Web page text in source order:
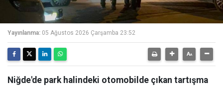
Yayınlanma: 05 Ağustos 2026 Çarşamba 23:52
Niğde'de park halindeki otomobilde çıkan tartışma